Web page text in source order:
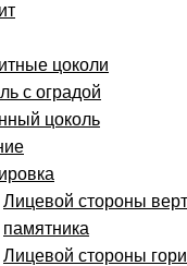
цоколи
с оградой
цоколь
Лицевой стороны
памятника
Лицевой стороны